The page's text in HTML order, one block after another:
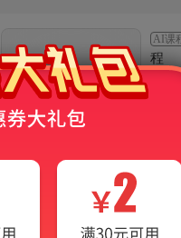
AI课
程
看动
AI课程